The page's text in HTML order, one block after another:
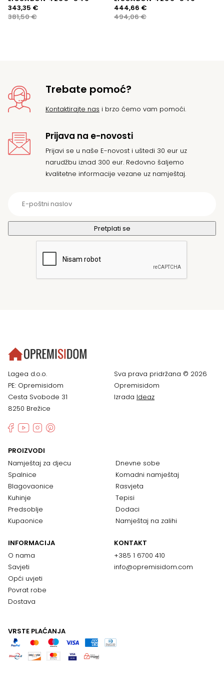
381,50€
Izvorna
cijena
343,35 €
Trenutna
cijena
494,06€
Izvorna
cijena
444,66 €
Trenutna
cijena
Trebate pomoć?
Kontaktirajte nas i brzo ćemo vam pomoći.
Prijava na e-novosti
Prijavi se u naše E-novost i uštedi 30 eur uz
narudžbu iznad 300 eur. Redovno šaljemo
kvalitetne informacije vezane uz namještaj.
Lagea d.o.o.
PE: Opremisidom
Cesta Svobode 31
8250 Brežice
Sva prava pridržana © 2026
Opremisidom
Izrada Ideaz
PROIZVODI
Namještaj za djecu
Spalnice
Blagovaonice
Kuhinje
Predsoblje
Kupaonice
Dnevne sobe
Komadni namještaj
Rasvjeta
Tepisi
Dodaci
Namještaj na zalihi
INFORMACIJA
O nama
Savjeti
Opći uvjeti
Povrat robe
Dostava
KONTAKT
+385 1 6700 410
info@opremisidom.com
VRSTE PLAĆANJA